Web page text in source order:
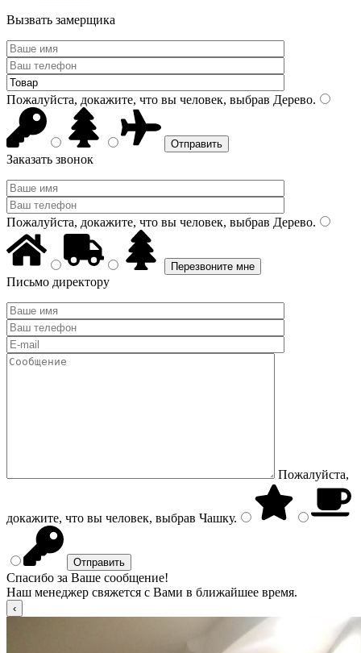
Вызвать замерщика
Пожалуйста, докажите, что вы человек, выбрав Дерево.
Заказать звонок
Пожалуйста, докажите, что вы человек, выбрав Дерево.
Письмо директору
Пожалуйста,
докажите, что вы человек, выбрав Чашку.
Спасибо за Ваше сообщение!
Наш менеджер свяжется с Вами в ближайшее время.